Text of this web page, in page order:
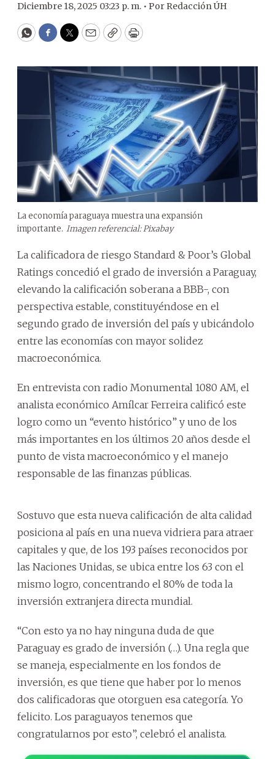
Diciembre 18, 2025 03:23 p. m. • Por Redacción ÚH
WhatsApp
Facebook
Twitter
EmailCopyPrint
La economía paraguaya muestra una expansión
importante. Imagen referencial: Pixabay
La calificadora de riesgo Standard & Poor’s Global
Ratings concedió el grado de inversión a Paraguay,
elevando la calificación soberana a BBB-, con
perspectiva estable, constituyéndose en el
segundo grado de inversión del país y ubicándolo
entre las economías con mayor solidez
macroeconómica.
En entrevista con radio Monumental 1080 AM, el
analista económico Amílcar Ferreira calificó este
logro como un “evento histórico” y uno de los
más importantes en los últimos 20 años desde el
punto de vista macroeconómico y el manejo
responsable de las finanzas públicas.
Sostuvo que esta nueva calificación de alta calidad
posiciona al país en una nueva vidriera para atraer
capitales y que, de los 193 países reconocidos por
las Naciones Unidas, se ubica entre los 63 con el
mismo logro, concentrando el 80% de toda la
inversión extranjera directa mundial.
“Con esto ya no hay ninguna duda de que
Paraguay es grado de inversión (…). Una regla que
se maneja, especialmente en los fondos de
inversión, es que tiene que haber por lo menos
dos calificadoras que otorguen esa categoría. Yo
felicito. Los paraguayos tenemos que
congratularnos por esto”, celebró el analista.